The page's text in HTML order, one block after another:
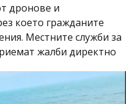
дронове и
което гражданите
Местните служби за
жалби директно